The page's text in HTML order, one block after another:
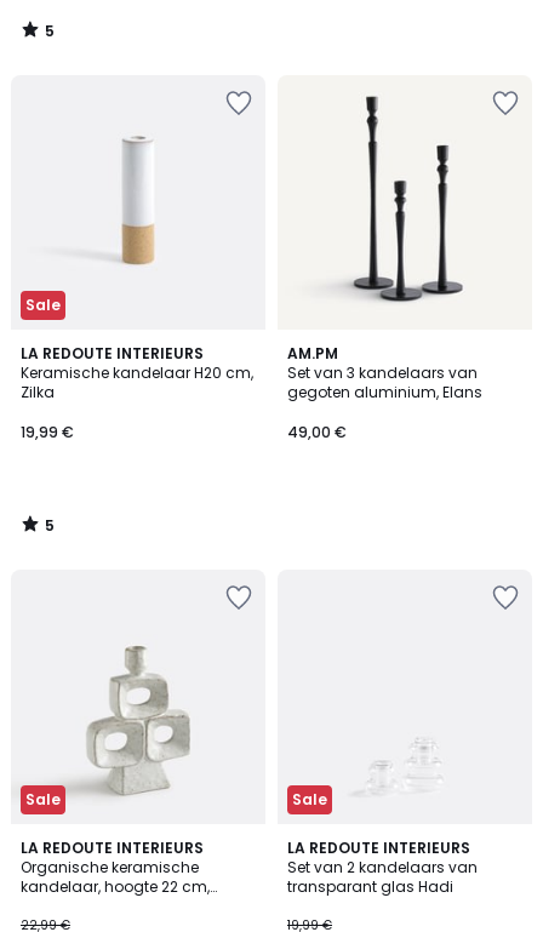
5
/
Sale
LA REDOUTE INTERIEURS
Keramische kandelaar H20 cm,
Zilka
19,99 €
5
/
5
5
/
AM.PM
Set van 3 kandelaars van
gegoten aluminium, Elans
49,00 €
Sale
LA REDOUTE INTERIEURS
Organische keramische
kandelaar, hoogte 22 cm,
22,99 €
Sale
LA REDOUTE INTERIEURS
Set van 2 kandelaars van
transparant glas Hadi
19,99 €